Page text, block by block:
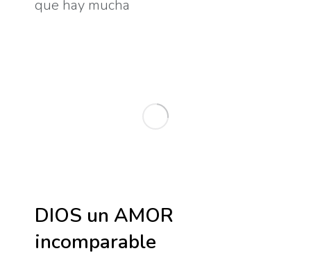
que hay mucha
DIOS un AMOR
incomparable